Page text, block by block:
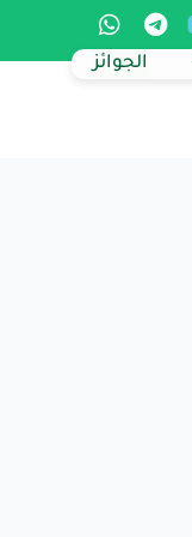
الجوائز